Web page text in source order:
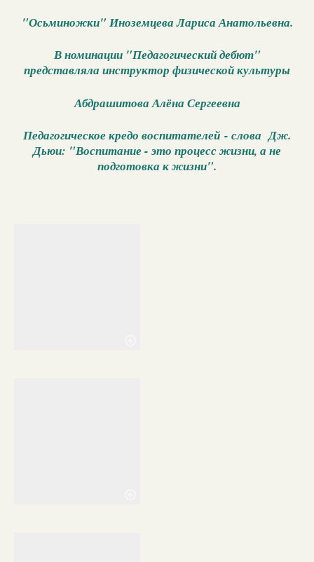
"Осьминожки" Иноземцева Лариса Анатольевна.
В номинации "Педагогический дебют"
представляла инструктор физической культуры
Абдрашитова Алёна Сергеевна
Педагогическое кредо воспитателей - слова Дж.
Дьюи: "Воспитание - это процесс жизни, а не
подготовка к жизни".